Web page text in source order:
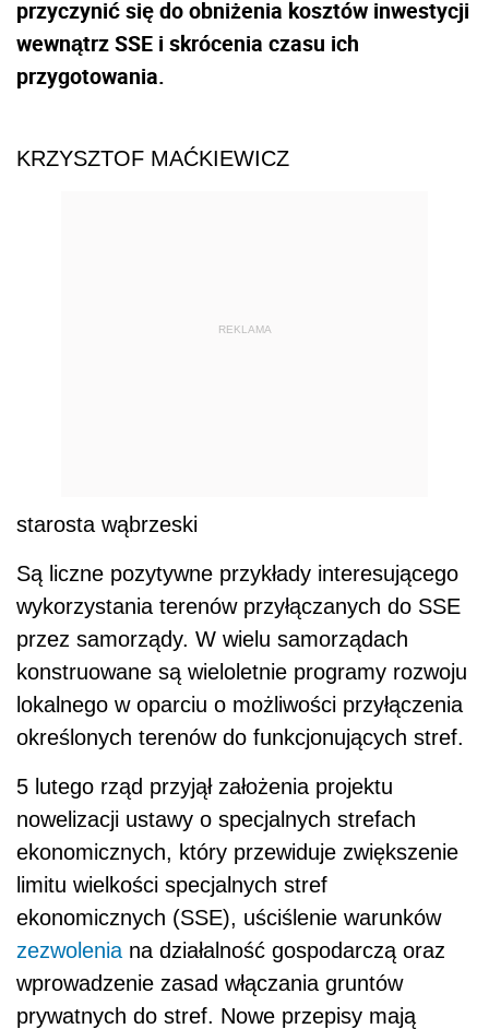
przyczynić się do obniżenia kosztów inwestycji
wewnątrz SSE i skrócenia czasu ich
przygotowania.
KRZYSZTOF MAĆKIEWICZ
REKLAMA
starosta wąbrzeski
Są liczne pozytywne przykłady interesującego
wykorzystania terenów przyłączanych do SSE
przez samorządy. W wielu samorządach
konstruowane są wieloletnie programy rozwoju
lokalnego w oparciu o możliwości przyłączenia
określonych terenów do funkcjonujących stref.
5 lutego rząd przyjął założenia projektu
nowelizacji ustawy o specjalnych strefach
ekonomicznych, który przewiduje zwiększenie
limitu wielkości specjalnych stref
ekonomicznych (SSE), uściślenie warunków
zezwolenia na działalność gospodarczą oraz
wprowadzenie zasad włączania gruntów
prywatnych do stref. Nowe przepisy mają